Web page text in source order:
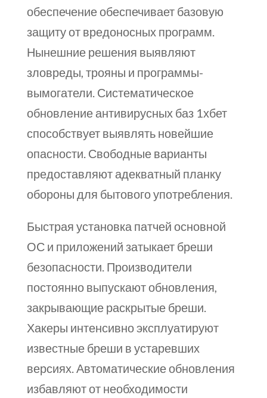
обеспечение обеспечивает базовую
защиту от вредоносных программ.
Нынешние решения выявляют
зловреды, трояны и программы-
вымогатели. Систематическое
обновление антивирусных баз 1хбет
способствует выявлять новейшие
опасности. Свободные варианты
предоставляют адекватный планку
обороны для бытового употребления.
Быстрая установка патчей основной
ОС и приложений затыкает бреши
безопасности. Производители
постоянно выпускают обновления,
закрывающие раскрытые бреши.
Хакеры интенсивно эксплуатируют
известные бреши в устаревших
версиях. Автоматические обновления
избавляют от необходимости